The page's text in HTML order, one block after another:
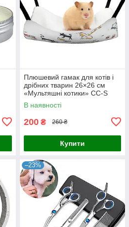
Плюшевий гамак для котів і
дрібних тварин 26×26 см
«Мультяшні котики» CC-S
В наявності
200 ₴ 260 ₴
Купити
–23%